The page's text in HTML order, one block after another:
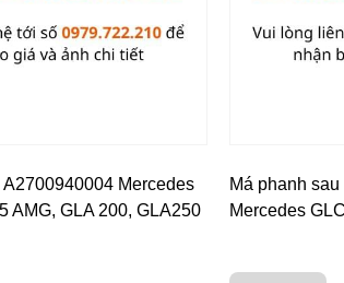
Mercedes
AMG, GLA 200, GLA250
Má phanh
Mercedes